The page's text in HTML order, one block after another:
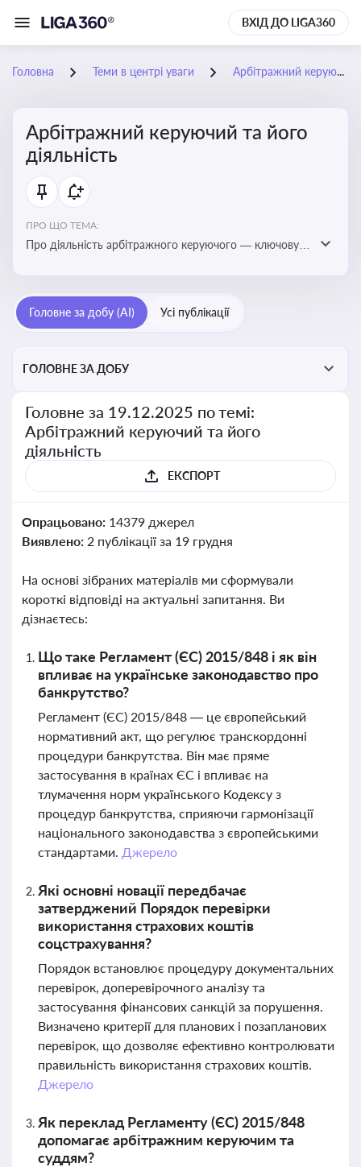
ВХІД ДО LIGA360
Головна Теми в центрі уваги Арбітражний керуючий та його діяльність
Арбітражний керуючий та його
діяльність
ПРО ЩО ТЕМА:
Про діяльність арбітражного керуючого — ключову
Головне за добу (AI) Усі публікації
ГОЛОВНЕ ЗА ДОБУ
Головне за 19.12.2025 по темі:
Арбітражний керуючий та його
діяльність
ЕКСПОРТ
Опрацьовано: 14379 джерел
Виявлено: 2 публікації за 19 грудня
На основі зібраних матеріалів ми сформували
короткі відповіді на актуальні запитання. Ви
дізнаєтесь:
Що таке Регламент (ЄС) 2015/848 і як він
впливає на українське законодавство про
банкрутство?
Регламент (ЄС) 2015/848 — це європейський
нормативний акт, що регулює транскордонні
процедури банкрутства. Він має пряме
застосування в країнах ЄС і впливає на
тлумачення норм українського Кодексу з
процедур банкрутства, сприяючи гармонізації
національного законодавства з європейськими
стандартами. Джерело
Які основні новації передбачає
затверджений Порядок перевірки
використання страхових коштів
соцстрахування?
Порядок встановлює процедуру документальних
перевірок, доперевірочного аналізу та
застосування фінансових санкцій за порушення.
Визначено критерії для планових і позапланових
перевірок, що дозволяє ефективно контролювати
правильність використання страхових коштів.
Джерело
Як переклад Регламенту (ЄС) 2015/848
допомагає арбітражним керуючим та
суддям?